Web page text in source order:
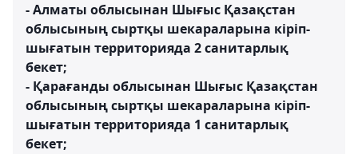
- Алматы облысынан Шығыс Қазақстан
облысының сыртқы шекараларына кіріп-
шығатын территорияда 2 санитарлық
бекет;
- Қарағанды ​​облысынан Шығыс Қазақстан
облысының сыртқы шекараларына кіріп-
шығатын территорияда 1 санитарлық
бекет;